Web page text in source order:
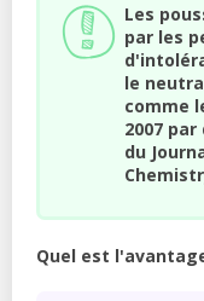
Les
par les
le
comme
2007
du
Quel est